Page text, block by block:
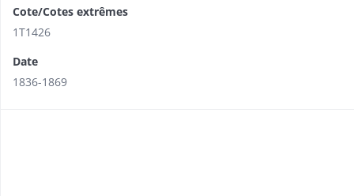
Cote/Cotes extrêmes
1T1426
Date
1836-1869